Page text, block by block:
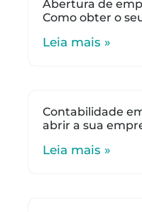
Abertura de
Como obter o
Leia mais »
Contabilidade
abrir a sua
Leia mais »